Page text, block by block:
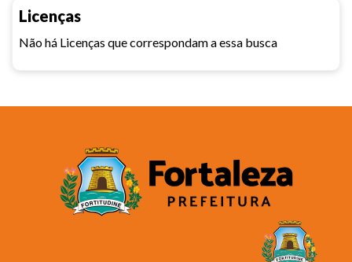
Licenças
Não há Licenças que correspondam a essa busca